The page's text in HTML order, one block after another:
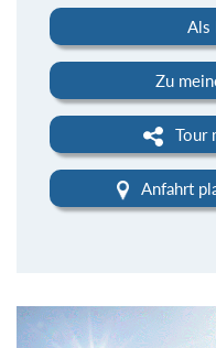
Als
Zu
Tour
Anfahrt